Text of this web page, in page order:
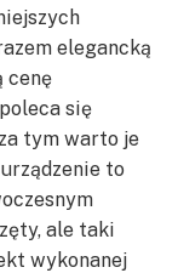
elegancką
cenę
poleca się
tym warto je
to
ale taki
wykonanej